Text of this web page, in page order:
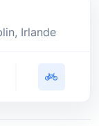
, Irlande